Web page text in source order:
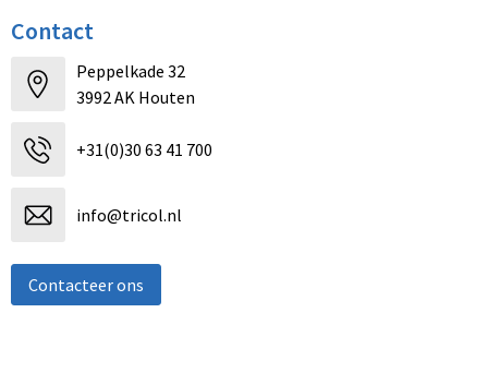
Contact
Peppelkade 32
3992 AK Houten
+31(0)30 63 41 700
info@tricol.nl
Contacteer ons